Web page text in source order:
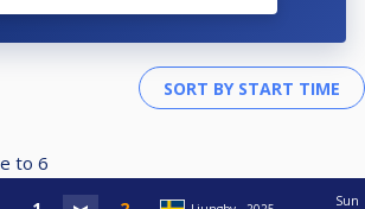
to 6
Sun